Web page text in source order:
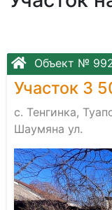
Объект №
Участок 3
с. Тенгинка,
Шаумяна ул.